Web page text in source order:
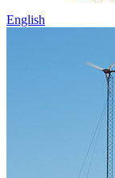
English